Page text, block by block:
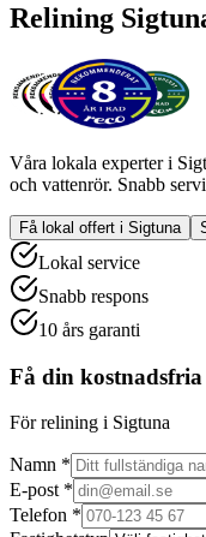
Relining
Våra lokala experter i
och vattenrör. Snabb
Få lokal offert i Sigtuna
Lokal service
Snabb respons
10 års garanti
Få din
För relining i Sigtuna
Namn *
E-post *
Telefon *